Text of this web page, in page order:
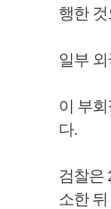
행한
일부
이 부
다.
검찰은
소한